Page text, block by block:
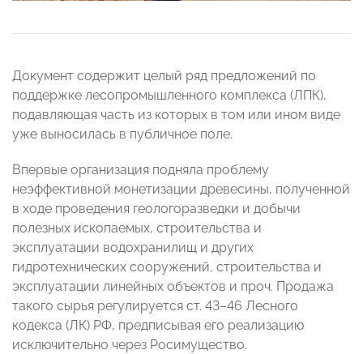
Документ содержит целый ряд предложений по
поддержке лесопромышленного комплекса (ЛПК),
подавляющая часть из которых в том или ином виде
уже выносилась в публичное поле.
Впервые организация подняла проблему
неэффективной монетизации древесины, полученной
в ходе проведения геологоразведки и добычи
полезных ископаемых, строительства и
эксплуатации водохранилищ и других
гидротехнических сооружений, строительства и
эксплуатации линейных объектов и проч. Продажа
такого сырья регулируется ст. 43–46 Лесного
кодекса (ЛК) РФ, предписывая его реализацию
исключительно через Росимущество.